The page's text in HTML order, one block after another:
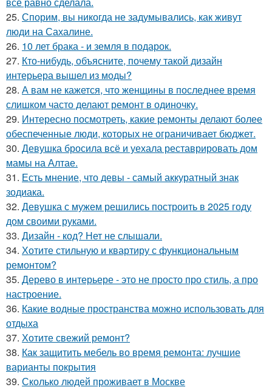
25. Спорим, вы никогда не задумывались, как живут
люди на Сахалине.
26. 10 лет брака - и земля в подарок.
27. Кто-нибудь, объясните, почему такой дизайн
интерьера вышел из моды?
28. А вам не кажется, что женщины в последнее время
слишком часто делают ремонт в одиночку.
29. Интересно посмотреть, какие ремонты делают более
обеспеченные люди, которых не ограничивает бюджет.
30. Девушка бросила всё и уехала реставрировать дом
мамы на Алтае.
31. Есть мнение, что девы - самый аккуратный знак
зодиака.
32. Девушка с мужем решились построить в 2025 году
дом своими руками.
33. Дизайн - код? Нет не слышали.
34. Хотите стильную и квартиру с функциональным
ремонтом?
35. Дерево в интерьере - это не просто про стиль, а про
настроение.
36. Какие водные пространства можно использовать для
отдыха
37. Хотите свежий ремонт?
38. Как защитить мебель во время ремонта: лучшие
варианты покрытия
39. Сколько людей проживает в Москве